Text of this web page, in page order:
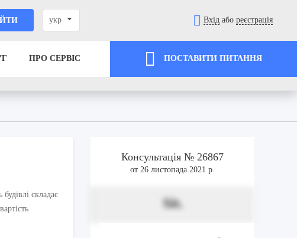
укр Вхід або реєстрація
ПРО СЕРВІС ПОСТАВИТИ ПИТАННЯ
складає
Консультація № 26867
от 26 листопада 2021 р.
Sit.